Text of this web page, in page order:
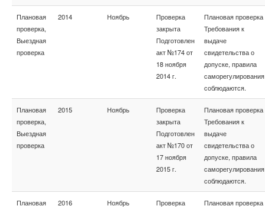
Плановая
проверка,
Выездная
проверка
2014 Ноябрь
Проверка
закрыта
Подготовлен
акт №174 от
18 ноября
2014 г.
Плановая проверка
Требования к
выдаче
свидетельства о
допуске, правила
саморегулирования
соблюдаются.
Плановая
проверка,
Выездная
проверка
2015 Ноябрь
Проверка
закрыта
Подготовлен
акт №170 от
17 ноября
2015 г.
Плановая проверка
Требования к
выдаче
свидетельства о
допуске, правила
саморегулирования
соблюдаются.
Плановая
2016 Ноябрь
Проверка
Плановая проверка